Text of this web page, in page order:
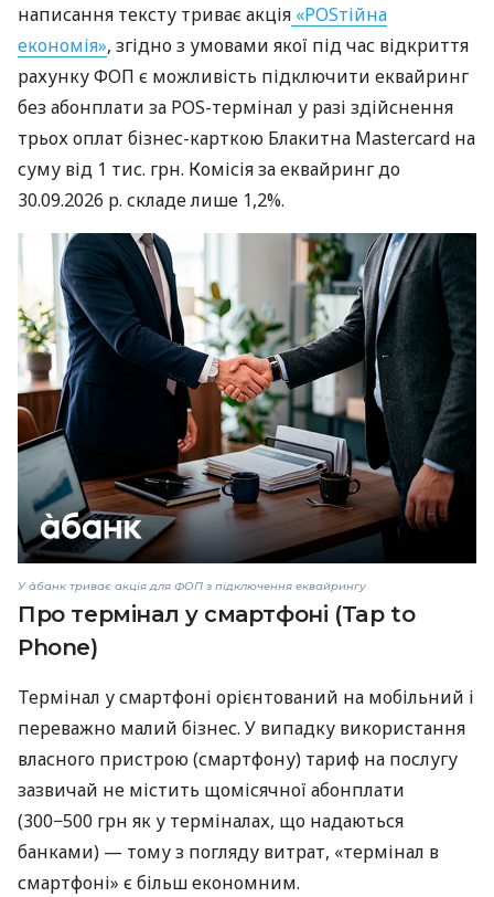
написання тексту триває акція «POSтійна
економія», згідно з умовами якої під час відкриття
рахунку ФОП є можливість підключити еквайринг
без абонплати за POS-термінал у разі здійснення
трьох оплат бізнес-карткою Блакитна Mastercard на
суму від 1 тис. грн. Комісія за еквайринг до
30.09.2026 р. складе лише 1,2%.
У àбанк триває акція для ФОП з підключення еквайрингу
Про термінал у смартфоні (Tap to
Phone)
Термінал у смартфоні орієнтований на мобільний і
переважно малий бізнес. У випадку використання
власного пристрою (смартфону) тариф на послугу
зазвичай не містить щомісячної абонплати
(300−500 грн як у терміналах, що надаються
банками) — тому з погляду витрат, «термінал в
смартфоні» є більш економним.